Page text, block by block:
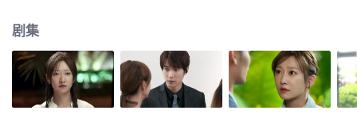
阴谋，回归了平凡又幸福的生活。
剧集